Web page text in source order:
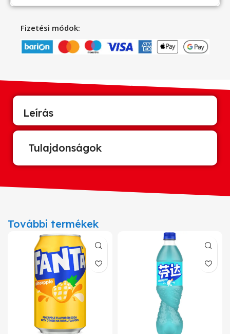
Fizetési módok:
Leírás
Tulajdonságok
További termékek